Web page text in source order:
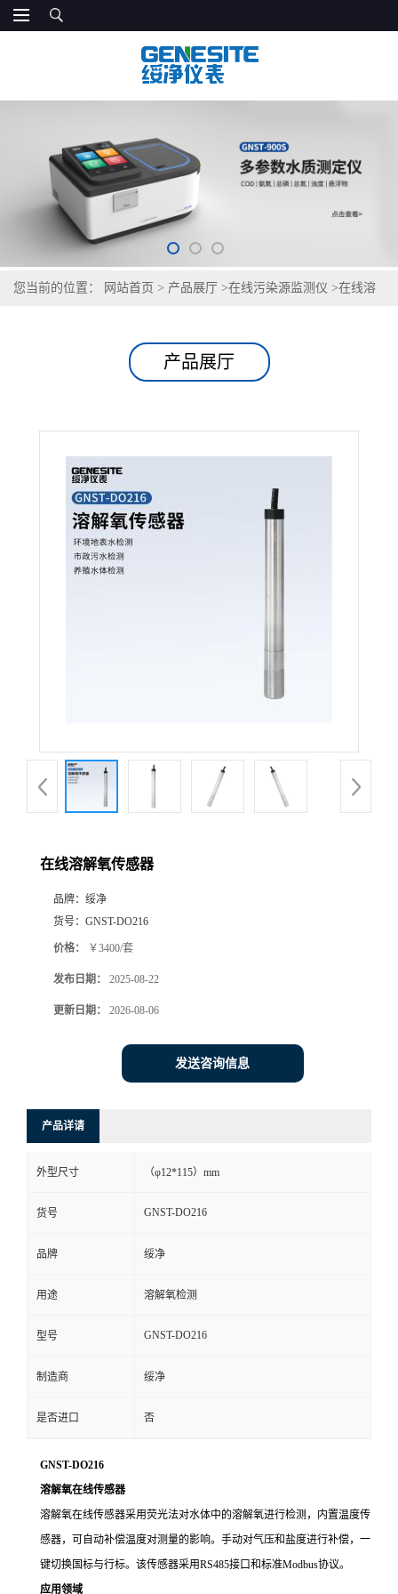
您当前的位置： 网站首页 > 产品展厅 >在线污染源监测仪 >在线溶
产品展厅
在线溶解氧传感器
品牌： 绥净
货号： GNST-DO216
价格： ￥3400/套
发布日期： 2025-08-22
更新日期： 2026-08-06
发送咨询信息
产品详请
外型尺寸 （φ12*115）mm
货号 GNST-DO216
品牌 绥净
用途 溶解氧检测
型号 GNST-DO216
制造商 绥净
是否进口 否
GNST-DO216
溶解氧在线传感器
溶解氧在线传感器采用荧光法对水体中的溶解氧进行检测，内置温度传
感器，可自动补偿温度对测量的影响。手动对气压和盐度进行补偿，一
键切换国标与行标。该传感器采用RS485接口和标准Modbus协议。
应用领域